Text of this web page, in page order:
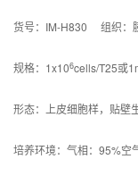
货号：IM-H830 组织：
规格：1x106cells/T25或
形态：上皮细胞样，贴
培养环境：气相：95%